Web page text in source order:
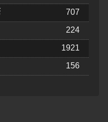
707
224
1921
156